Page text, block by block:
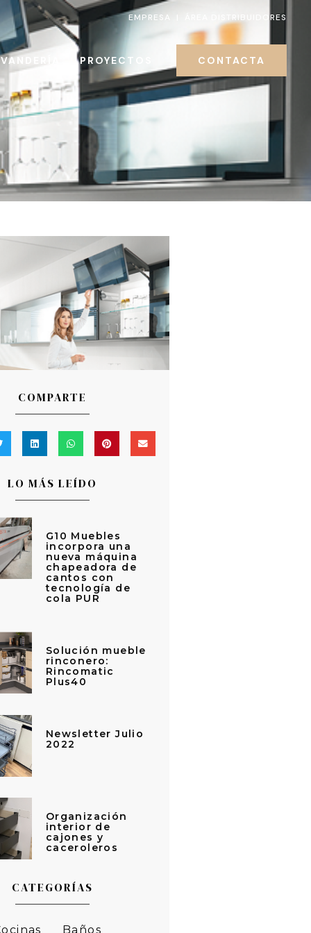
EMPRESA ÁREA DISTRIBUIDORES
PROYECTOS CONTACTA
COMPARTE
LO MÁS LEÍDO
G10 Muebles
incorpora una
nueva máquina
chapeadora de
cantos con
tecnología de
cola PUR
Solución mueble
rinconero:
Rincomatic
Plus40
Newsletter Julio
2022
Organización
interior de
cajones y
caceroleros
CATEGORÍAS
Baños